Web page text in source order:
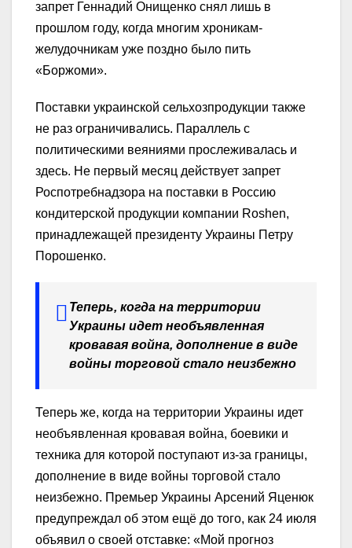
запрет Геннадий Онищенко снял лишь в
прошлом году, когда многим хроникам-
желудочникам уже поздно было пить
«Боржоми».
Поставки украинской сельхозпродукции также
не раз ограничивались. Параллель с
политическими веяниями прослеживалась и
здесь. Не первый месяц действует запрет
Роспотребнадзора на поставки в Россию
кондитерской продукции компании Roshen,
принадлежащей президенту Украины Петру
Порошенко.
Теперь, когда на территории
Украины идет необъявленная
кровавая война, дополнение в виде
войны торговой стало неизбежно
Теперь же, когда на территории Украины идет
необъявленная кровавая война, боевики и
техника для которой поступают из-за границы,
дополнение в виде войны торговой стало
неизбежно. Премьер Украины Арсений Яценюк
предупреждал об этом ещё до того, как 24 июля
объявил о своей отставке: «Мой прогноз